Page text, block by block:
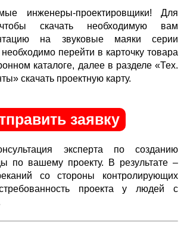
инженеры-проектировщики! Для
скачать необходимую вам
на звуковые маяки серии
перейти в карточку товара
каталоге, далее в разделе «Тех.
скачать проектную карту.
заявку
эксперта по созданию
по вашему проекту. В результате –
со стороны контролирующих
проекта у людей с